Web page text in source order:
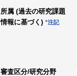
所属 (過去の研究課題
情報に基づく) *注記
審査区分/研究分野